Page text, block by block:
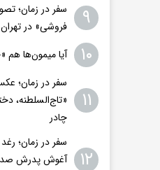
۹
سفر در زمان؛
فروشی» در تهران
۱۰ آیا میمون‌ها هم
۱۱
سفر در زمان؛
«تاج‌السلطنه،
چادر
۱۲
سفر در زمان؛
آغوش پدرش